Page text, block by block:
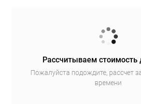
Рассчитываем стоимость
Пожалуйста подождите, рассчет
времени